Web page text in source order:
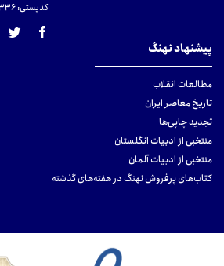
کدپستی: 131465433۶
پیشنهاد نهنگ
مطالعات انقلاب
تاریخ معاصر ایران
تجدید چاپی‌ها
منتخبی از ادبیات انگلستان
منتخبی از ادبیات آلمان
کتاب‌های پرفروش نهنگ در هفته‌های گذشته